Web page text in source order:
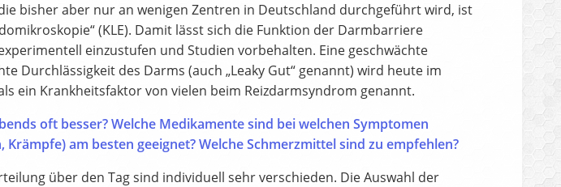
bisher aber nur an wenigen Zentren in Deutschland durchgeführt wird, ist
(KLE). Damit lässt sich die Funktion der Darmbarriere
einzustufen und Studien vorbehalten. Eine geschwächte
Durchlässigkeit des Darms (auch „Leaky Gut“ genannt) wird heute im
ein Krankheitsfaktor von vielen beim Reizdarmsyndrom genannt.
oft besser? Welche Medikamente sind bei welchen Symptomen
am besten geeignet? Welche Schmerzmittel sind zu empfehlen?
über den Tag sind individuell sehr verschieden. Die Auswahl der